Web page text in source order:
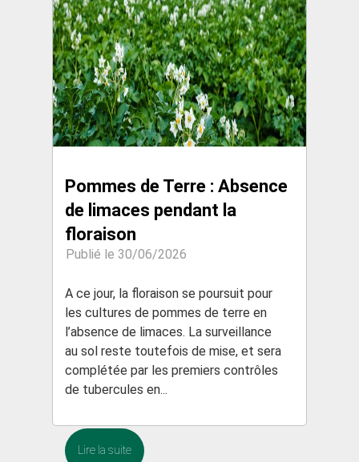
Pommes de Terre : Absence
de limaces pendant la
floraison
Publié le 30/06/2026
A ce jour, la floraison se poursuit pour
les cultures de pommes de terre en
l’absence de limaces. La surveillance
au sol reste toutefois de mise, et sera
complétée par les premiers contrôles
de tubercules en...
Lire la suite